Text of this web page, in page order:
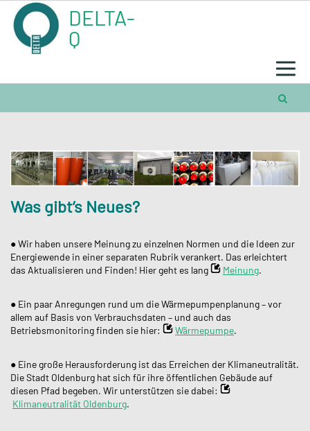
content
DELTA-
Q
Was gibt’s Neues?
● Wir haben unsere Meinung zu einzelnen Normen und die Ideen zur
Energiewende in einer separaten Rubrik verankert. Das erleichtert
das Aktualisieren und Finden! Hier geht es lang
Meinung.
● Ein paar Anregungen rund um die Wärmepumpenplanung – vor
allem auf Basis von Verbrauchsdaten – und auch das
Betriebsmonitoring finden sie hier:
Wärmepumpe.
● Eine große Herausforderung ist das Erreichen der Klimaneutralität.
Die Stadt Oldenburg hat sich für ihre öffentlichen Gebäude auf
diesen Pfad begeben. Wir unterstützen sie dabei:
Klimaneutralität Oldenburg.